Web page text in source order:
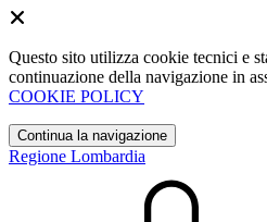
Questo sito utilizza cookie tecnici e
continuazione della navigazione in
COOKIE POLICY
Continua la navigazione
Regione Lombardia